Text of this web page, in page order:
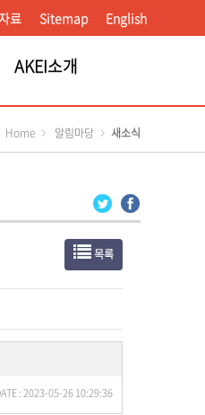
료 Sitemap English
AKEI소개
Home 알림마당 새소식
목록
: 2023-05-26 10:29:36